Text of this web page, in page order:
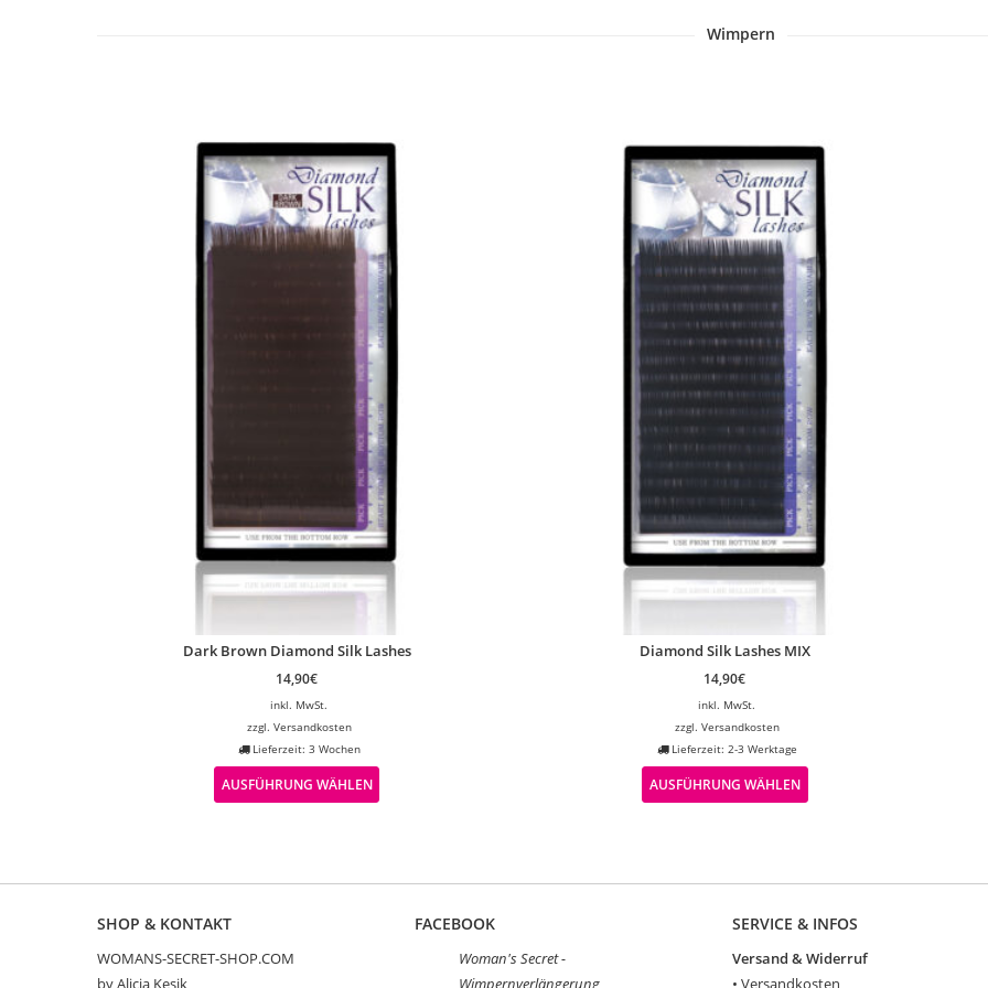
Wimpern
Dark Brown Diamond Silk Lashes
14,90€
inkl. MwSt.
zzgl. Versandkosten
Lieferzeit: 3 Wochen
AUSFÜHRUNG WÄHLEN
Diamond Silk Lashes MIX
14,90€
inkl. MwSt.
zzgl. Versandkosten
Lieferzeit: 2-3 Werktage
AUSFÜHRUNG WÄHLEN
SHOP & KONTAKT
WOMANS-SECRET-SHOP.COM
by Alicja Kesik
FACEBOOK
Woman's Secret -
Wimpernverlängerung
SERVICE & INFOS
Versand & Widerruf
• Versandkosten